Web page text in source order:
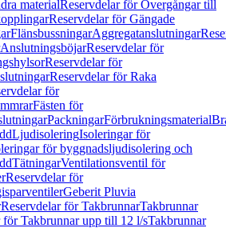
materialReservdelar för Övergångar till
Reservdelar för Gängade
FlänsbussningarAggregatanslutningar
AnslutningsböjarReservdelar för
Reservdelar för
Reservdelar för Raka
för
Fästen för
PackningarFörbrukningsmaterial
LjudisoleringIsoleringar för
för byggnadsljudisolering och
TätningarVentilationsventil för
Reservdelar för
Geberit Pluvia
Reservdelar för TakbrunnarTakbrunnar
för Takbrunnar upp till 12 l/sTakbrunnar